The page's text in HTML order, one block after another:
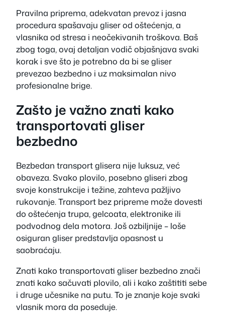
Pravilna priprema, adekvatan prevoz i jasna
procedura spašavaju gliser od oštećenja, a
vlasnika od stresa i neočekivanih troškova. Baš
zbog toga, ovaj detaljan vodič objašnjava svaki
korak i sve što je potrebno da bi se gliser
prevezao bezbedno i uz maksimalan nivo
profesionalne brige.
Zašto je važno znati kako
transportovati gliser
bezbedno
Bezbedan transport glisera nije luksuz, već
obaveza. Svako plovilo, posebno gliseri zbog
svoje konstrukcije i težine, zahteva pažljivo
rukovanje. Transport bez pripreme može dovesti
do oštećenja trupa, gelcoata, elektronike ili
podvodnog dela motora. Još ozbiljnije – loše
osiguran gliser predstavlja opasnost u
saobraćaju.
Znati kako transportovati gliser bezbedno znači
znati kako sačuvati plovilo, ali i kako zaštititi sebe
i druge učesnike na putu. To je znanje koje svaki
vlasnik mora da poseduje.